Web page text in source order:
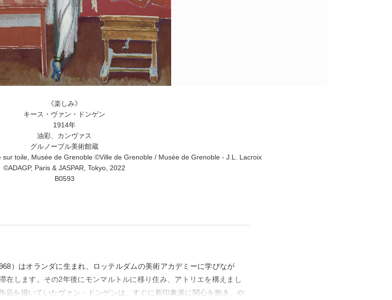
《楽しみ》
キース・ヴァン・ドンゲン
1914年
油彩、カンヴァス
グルノーブル美術館蔵
sur toile, Musée de Grenoble ©Ville de Grenoble / Musée de Grenoble - J.L. Lacroix
©ADAGP, Paris & JASPAR, Tokyo, 2022
B0593
）はオランダに生まれ、ロッテルダムの美術アカデミーに学びなが
在します。その2年後にモンマルトルに移り住み、アトリエを構えまし
品を描いていたヴァン・ドンゲンは、すぐに新印象派に関心を抱き、や